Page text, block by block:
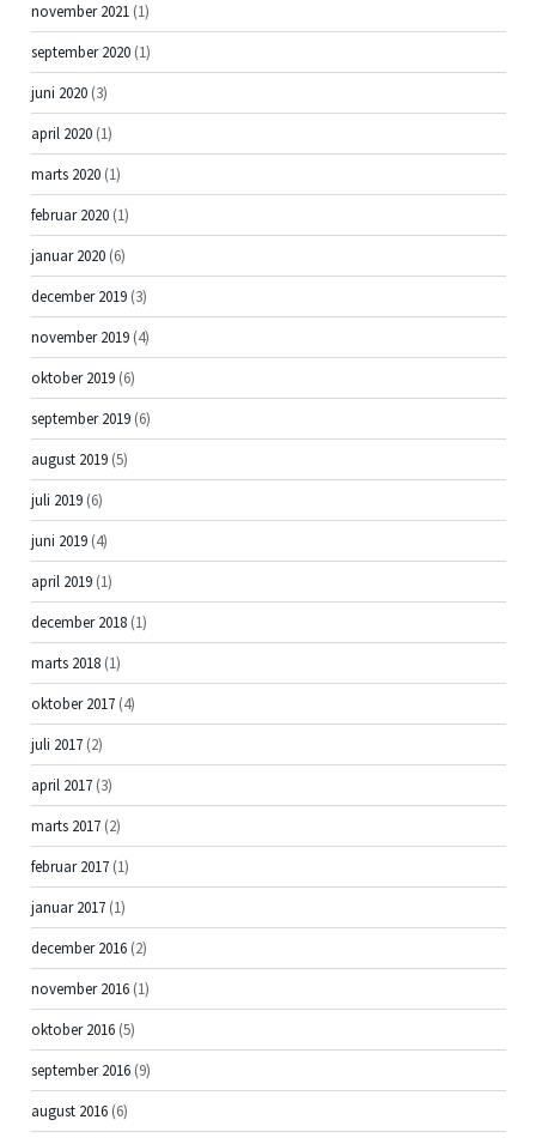
november 2021 (1)
september 2020 (1)
juni 2020 (3)
april 2020 (1)
marts 2020 (1)
februar 2020 (1)
januar 2020 (6)
december 2019 (3)
november 2019 (4)
oktober 2019 (6)
september 2019 (6)
august 2019 (5)
juli 2019 (6)
juni 2019 (4)
april 2019 (1)
december 2018 (1)
marts 2018 (1)
oktober 2017 (4)
juli 2017 (2)
april 2017 (3)
marts 2017 (2)
februar 2017 (1)
januar 2017 (1)
december 2016 (2)
november 2016 (1)
oktober 2016 (5)
september 2016 (9)
august 2016 (6)